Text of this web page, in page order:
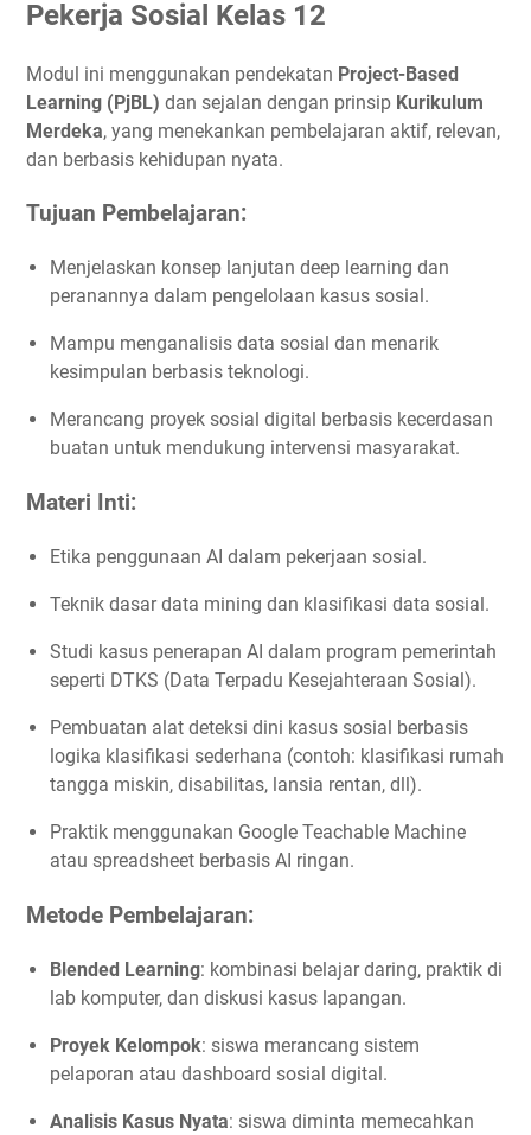
Pekerja Sosial Kelas 12
Modul ini menggunakan pendekatan Project-Based
Learning (PjBL) dan sejalan dengan prinsip Kurikulum
Merdeka, yang menekankan pembelajaran aktif, relevan,
dan berbasis kehidupan nyata.
Tujuan Pembelajaran:
Menjelaskan konsep lanjutan deep learning dan
peranannya dalam pengelolaan kasus sosial.
Mampu menganalisis data sosial dan menarik
kesimpulan berbasis teknologi.
Merancang proyek sosial digital berbasis kecerdasan
buatan untuk mendukung intervensi masyarakat.
Materi Inti:
Etika penggunaan AI dalam pekerjaan sosial.
Teknik dasar data mining dan klasifikasi data sosial.
Studi kasus penerapan AI dalam program pemerintah
seperti DTKS (Data Terpadu Kesejahteraan Sosial).
Pembuatan alat deteksi dini kasus sosial berbasis
logika klasifikasi sederhana (contoh: klasifikasi rumah
tangga miskin, disabilitas, lansia rentan, dll).
Praktik menggunakan Google Teachable Machine
atau spreadsheet berbasis AI ringan.
Metode Pembelajaran:
Blended Learning: kombinasi belajar daring, praktik di
lab komputer, dan diskusi kasus lapangan.
Proyek Kelompok: siswa merancang sistem
pelaporan atau dashboard sosial digital.
Analisis Kasus Nyata: siswa diminta memecahkan